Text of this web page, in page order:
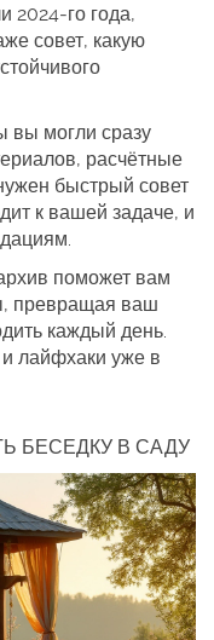
2024‑го года,
совет, какую
вы могли сразу
расчётные
быстрый совет
к вашей задаче, и
поможет вам
превращая ваш
каждый день.
лайфхаки уже в
БЕСЕДКУ В САДУ